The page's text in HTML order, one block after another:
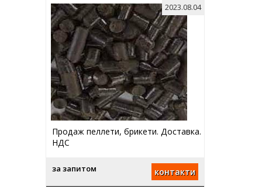
Продаж пеллети, брикети. Доставка.
НДС
за запитом контакти
2023.08.04